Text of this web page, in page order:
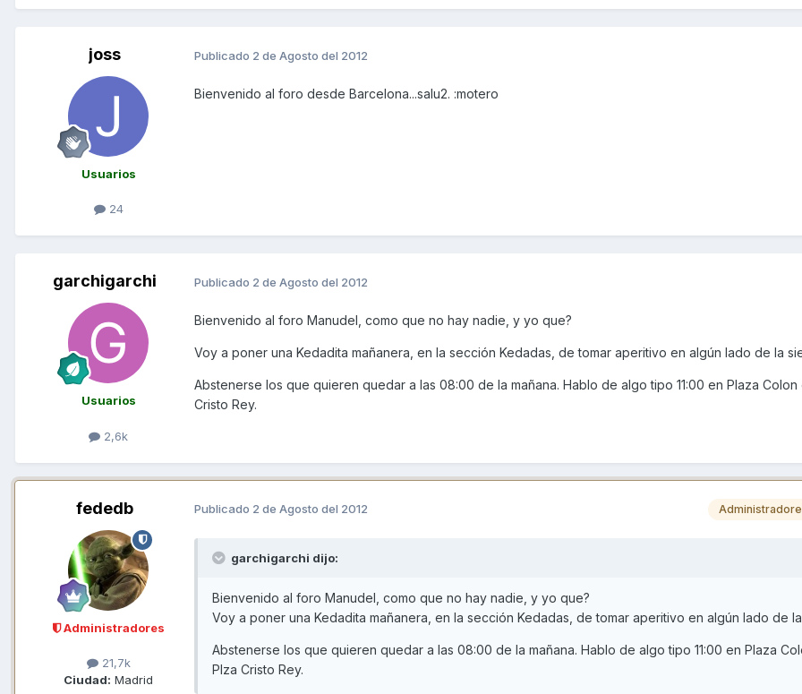
joss
Usuarios
24
Publicado 2 de Agosto del 2012
Bienvenido al foro desde Barcelona...salu2. :motero
garchigarchi
Usuarios
2,6k
Publicado 2 de Agosto del 2012
Bienvenido al foro Manudel, como que no hay nadie, y yo que?
Voy a poner una Kedadita mañanera, en la sección Kedadas, de tomar aperitivo en algún lado de la
Abstenerse los que quieren quedar a las 08:00 de la mañana. Hablo de algo tipo 11:00 en Plaza Colon
Cristo Rey.
fededb
Administradores
21,7k
Ciudad: Madrid
Publicado 2 de Agosto del 2012
garchigarchi dijo:
Bienvenido al foro Manudel, como que no hay nadie, y yo que?
Voy a poner una Kedadita mañanera, en la sección Kedadas, de tomar aperitivo en algún lado de
Abstenerse los que quieren quedar a las 08:00 de la mañana. Hablo de algo tipo 11:00 en Plaza
Plza Cristo Rey.